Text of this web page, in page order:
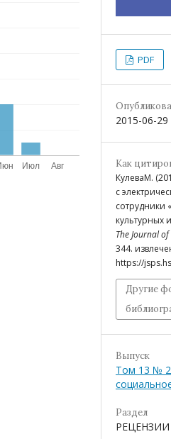
PDF
2015-06-29
Как
КулеваМ.
с
сотрудники
культурных
The Journal
344.
https://
Другие
Выпуск
Том 13 № 2
Раздел
РЕЦЕНЗИИ